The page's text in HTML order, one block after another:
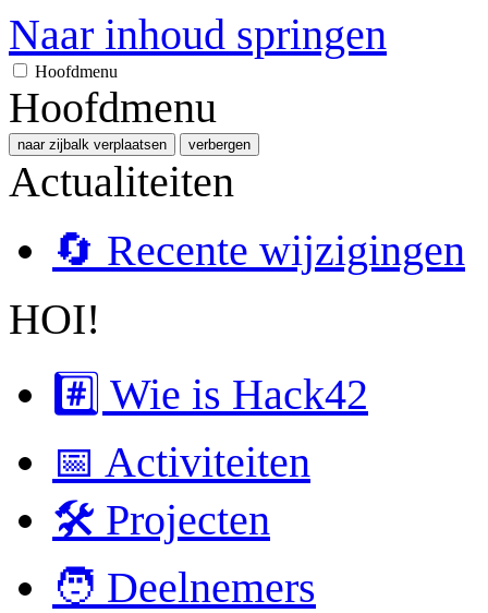
Naar inhoud springen
Hoofdmenu
Hoofdmenu
naar zijbalk verplaatsen verbergen
Actualiteiten
🔄 Recente wijzigingen
HOI!
#️⃣ Wie is Hack42
📅 Activiteiten
🛠 Projecten
🧑 Deelnemers